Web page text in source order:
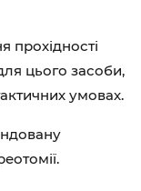
цього засоби,
умовах.